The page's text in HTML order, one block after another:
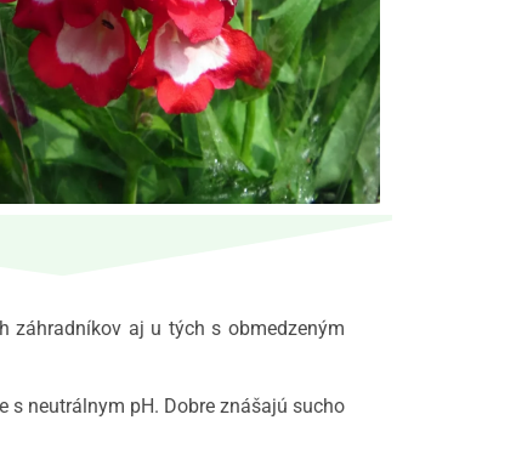
záhradníkov aj u tých s obmedzeným
s neutrálnym pH. Dobre znášajú sucho